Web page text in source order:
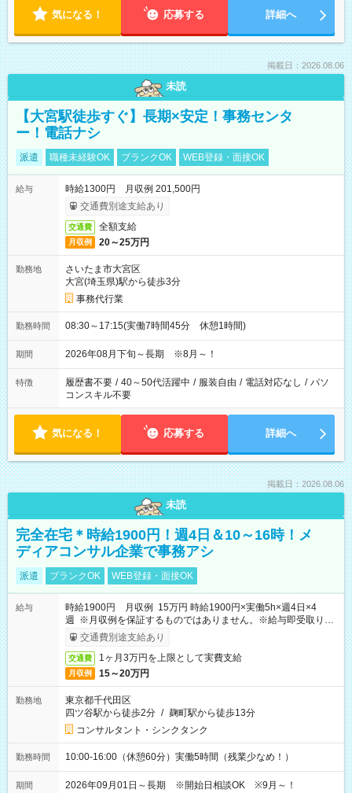
気になる！ 応募する 詳細へ
掲載日：2026.08.06
未読
【大宮駅徒歩すぐ】長期×安定！事務センタ
ー！電話ナシ
派遣 職種未経験OK ブランクOK WEB登録・面接OK
給与
時給1300円 月収例 201,500円
交通費別途支給あり
交通費 全額支給
月収例 20～25万円
勤務地
さいたま市大宮区
大宮(埼玉県)駅から徒歩3分
事務代行業
勤務時間 08:30～17:15(実働7時間45分 休憩1時間)
期間 2026年08月下旬～長期 ※8月～！
特徴 履歴書不要 / 40～50代活躍中 / 服装自由 / 電話対応なし / パソ
コンスキル不要
気になる！ 応募する 詳細へ
掲載日：2026.08.06
未読
完全在宅＊時給1900円！週4日＆10～16時！メ
ディアコンサル企業で事務アシ
派遣 ブランクOK WEB登録・面接OK
給与
時給1900円 月収例 15万円 時給1900円×実働5h×週4日×4
週 ※月収例を保証するものではありません。※給与即受取りサ
ービス利用可（利用条件有）
交通費別途支給あり
交通費 1ヶ月3万円を上限として実費支給
月収例 15～20万円
勤務地
東京都千代田区
四ツ谷駅から徒歩2分 / 麹町駅から徒歩13分
コンサルタント・シンクタンク
勤務時間 10:00-16:00（休憩60分）実働5時間（残業少なめ！）
期間 2026年09月01日～長期 ※開始日相談OK ※9月～！